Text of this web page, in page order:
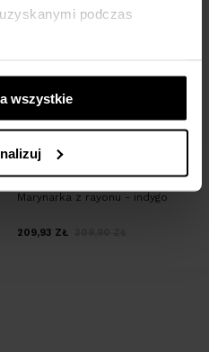
podczas
wszystkie
Marynarka z rayonu - indygo
209,93 ZŁ